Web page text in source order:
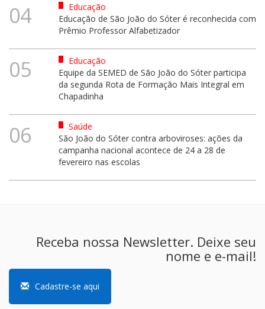
04
Educação
Educação de São João do Sóter é reconhecida com
Prêmio Professor Alfabetizador
05
Educação
Equipe da SEMED de São João do Sóter participa
da segunda Rota de Formação Mais Integral em
Chapadinha
06
Saúde
São João do Sóter contra arboviroses: ações da
campanha nacional acontece de 24 a 28 de
fevereiro nas escolas
Receba nossa Newsletter. Deixe seu
nome e e-mail!
Cadastre-se aqui